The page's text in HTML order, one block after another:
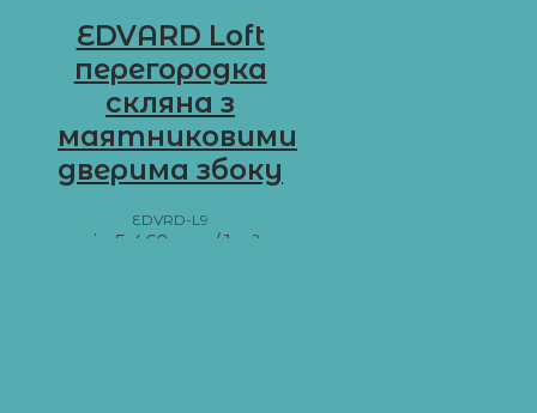
EDVARD Loft
перегородка
скляна з
маятниковими
дверима збоку
EDVRD-L9
від 5 460
/ 1 м²